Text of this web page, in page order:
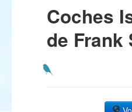
Coches
de Frank